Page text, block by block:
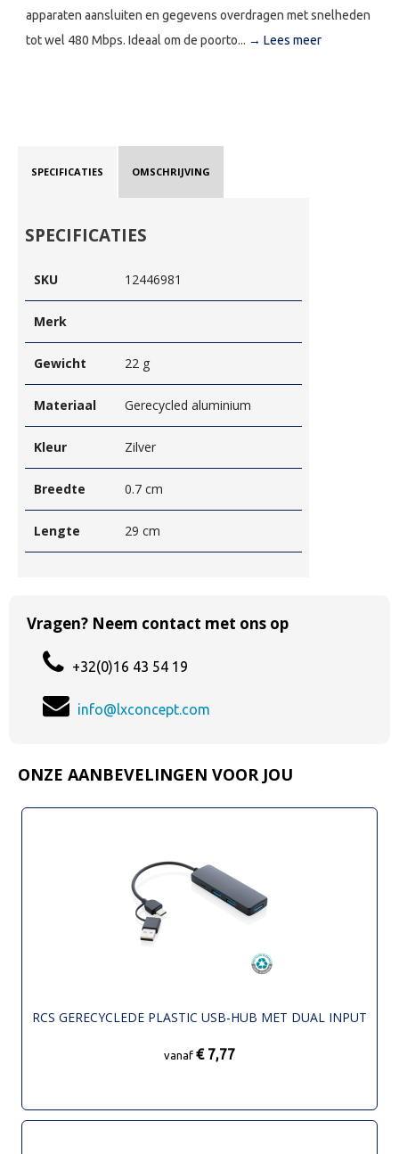
apparaten aansluiten en gegevens overdragen met snelheden
tot wel 480 Mbps. Ideaal om de poorto... → Lees meer
SPECIFICATIES OMSCHRIJVING
SPECIFICATIES
SKU 12446981
Merk
Gewicht 22 g
Materiaal Gerecycled aluminium
Kleur Zilver
Breedte 0.7 cm
Lengte 29 cm
Vragen? Neem contact met ons op
+32(0)16 43 54 19
info@lxconcept.com
ONZE AANBEVELINGEN VOOR JOU
RCS GERECYCLEDE PLASTIC USB-HUB MET DUAL INPUT
vanaf € 7,77